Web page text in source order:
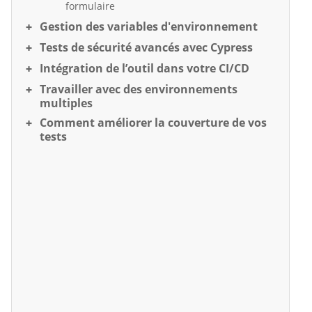
formulaire
Gestion des variables d'environnement
Tests de sécurité avancés avec Cypress
Intégration de l’outil dans votre CI/CD
Travailler avec des environnements
multiples
Comment améliorer la couverture de vos
tests